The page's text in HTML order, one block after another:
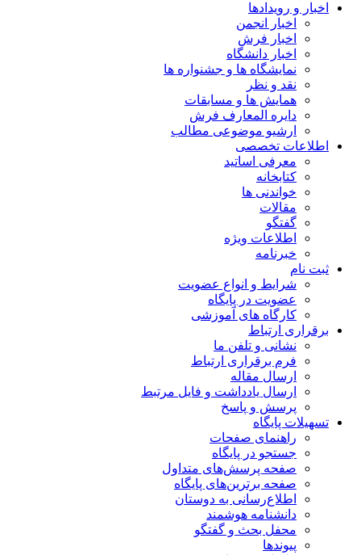
اخبار و رویدادها
اخبار انجمن
اخبار فرش
اخبار دانشگاه
نمایشگاه ها و جشنواره ها
نقد و نظر
همایش ها و مسابقات
دایره المعارف فرش
ارشیو موضوعی مطالب
اطلاعات تخصصی
معرفی اساتید
کتابخانه
خواندنی ها
مقالات
گفتگو
اطلاعات ویژه
خبرنامه
ثبت نام
شرایط و انواع عضویت
عضویت در پایگاه
کارگاه های آموزشی
برقراری ارتباط
نشانی و تلفن ما
فرم برقراری ارتباط
ارسال مقاله
ارسال یادداشت و فایل مرتبط
پرسش و پاسخ
تسهیلات پایگاه
راهنمای صفحات
جستجو در پایگاه
صفحه پرسش‌های متداول
صفحه برترین‌های پایگاه
اطلاع‌رسانی به دوستان
دانشنامه هوشمند
محفل بحث و گفتگو
پیوندها